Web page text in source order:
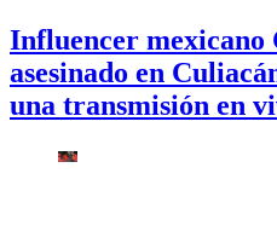
Influencer mexicano
asesinado en
una transmisión en